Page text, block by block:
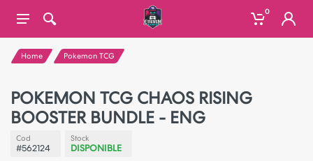
0
Home Pokemon TCG
POKEMON TCG CHAOS RISING
BOOSTER BUNDLE - ENG
Cod
#562124
Stock
DISPONIBLE